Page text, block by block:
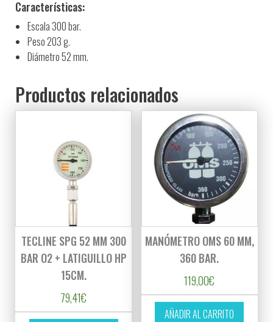
Características:
Escala 300 bar.
Peso 203 g.
Diámetro 52 mm.
Productos relacionados
TECLINE SPG 52 MM 300
BAR O2 + LATIGUILLO HP
15CM.
79,41€
MANÓMETRO OMS 60 MM,
360 BAR.
119,00€
AÑADIR AL CARRITO